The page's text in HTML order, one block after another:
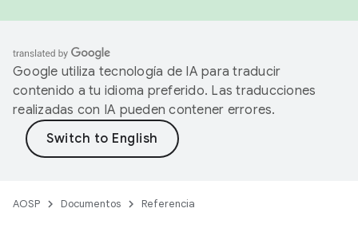
Google utiliza tecnología de IA para traducir
contenido a tu idioma preferido. Las traducciones
realizadas con IA pueden contener errores.
AOSP Documentos Referencia